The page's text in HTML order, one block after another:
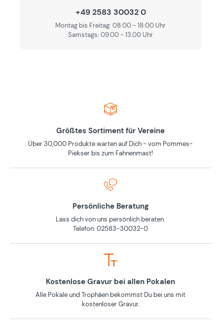
+49 2583 30032 0
Montag bis Freitag: 08:00 - 18:00 Uhr
Samstags: 09.00 - 13.00 Uhr
Größtes Sortiment für Vereine
Über 30,000 Produkte warten auf Dich - vom Pommes-
Piekser bis zum Fahnenmast!
Persönliche Beratung
Lass dich von uns persönlich beraten.
Telefon: 02583-30032-0
Kostenlose Gravur bei allen Pokalen
Alle Pokale und Trophäen bekommst Du bei uns mit
kostenloser Gravur.